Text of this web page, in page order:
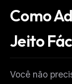
Como
Jeito
Você não